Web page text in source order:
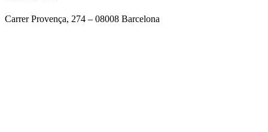
Carrer Provença, 274 – 08008 Barcelona